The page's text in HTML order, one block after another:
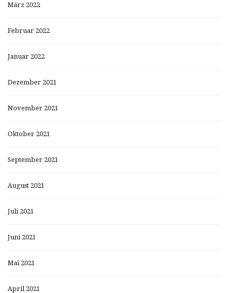
März 2022
Februar 2022
Januar 2022
Dezember 2021
November 2021
Oktober 2021
September 2021
August 2021
Juli 2021
Juni 2021
Mai 2021
April 2021